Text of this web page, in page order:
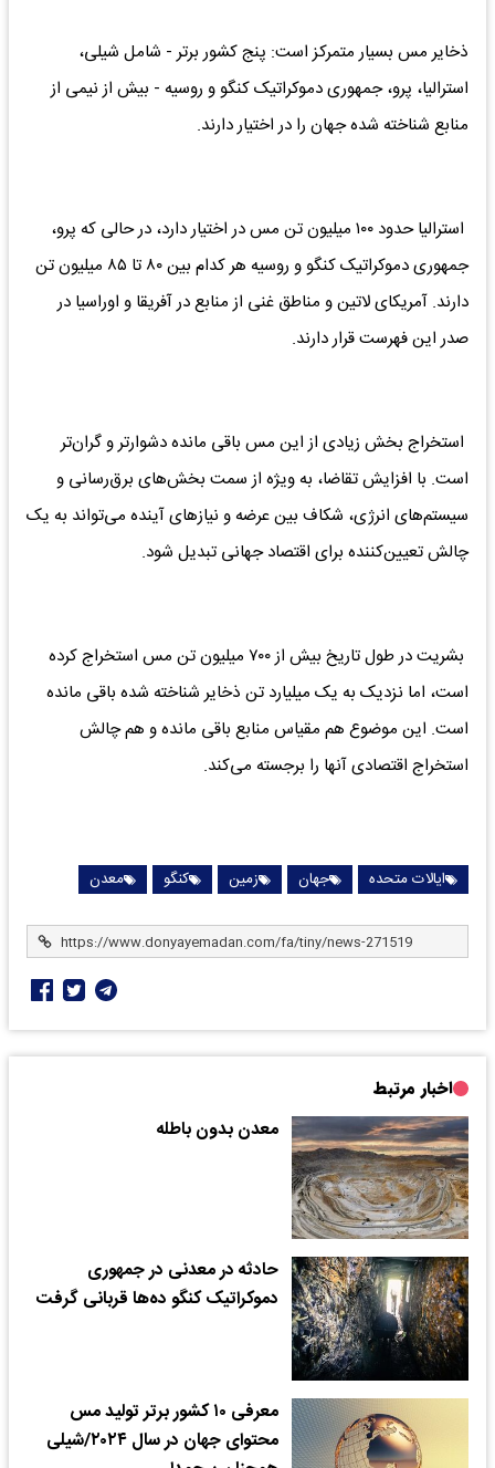
ذخایر مس بسیار متمرکز است: پنج کشور برتر - شامل شیلی،
استرالیا، پرو، جمهوری دموکراتیک کنگو و روسیه - بیش از نیمی از
منابع شناخته شده جهان را در اختیار دارند.
استرالیا حدود ۱۰۰ میلیون تن مس در اختیار دارد، در حالی که پرو،
جمهوری دموکراتیک کنگو و روسیه هر کدام بین ۸۰ تا ۸۵ میلیون تن
دارند. آمریکای لاتین و مناطق غنی از منابع در آفریقا و اوراسیا در
صدر این فهرست قرار دارند.
استخراج بخش زیادی از این مس باقی مانده دشوارتر و گران‌تر
است. با افزایش تقاضا، به ویژه از سمت بخش‌های برق‌رسانی و
سیستم‌های انرژی، شکاف بین عرضه و نیازهای آینده می‌تواند به یک
چالش تعیین‌کننده برای اقتصاد جهانی تبدیل شود.
بشریت در طول تاریخ بیش از ۷۰۰ میلیون تن مس استخراج کرده
است، اما نزدیک به یک میلیارد تن ذخایر شناخته شده باقی مانده
است. این موضوع هم مقیاس منابع باقی مانده و هم چالش
استخراج اقتصادی آنها را برجسته می‌کند.
ایالات متحده جهان زمین کنگو معدن
اخبار مرتبط
معدن بدون باطله
حادثه در معدنی در جمهوری
دموکراتیک کنگو ده‌ها قربانی گرفت
معرفی ۱۰ کشور برتر تولید مس
محتوای جهان در سال ۲۰۲۴/شیلی